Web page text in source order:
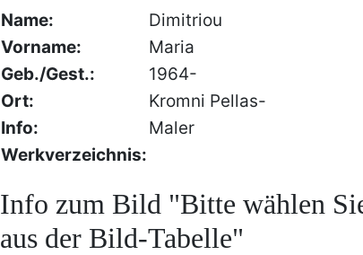
Name:
Dimitriou
Vorname:
Maria
Geb./Gest.:
1964-
Ort:
Kromni Pellas-
Info:
Maler
Werkverzeichnis:
Info zum Bild "Bitte wählen
aus der Bild-Tabelle"